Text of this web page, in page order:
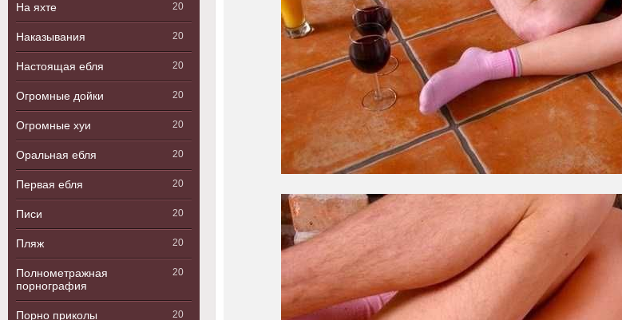
На яхте 20
Наказывания 20
Настоящая ебля 20
Огромные дойки 20
Огромные хуи 20
Оральная ебля 20
Первая ебля 20
Писи 20
Пляж 20
Полнометражная
порнография
20
Порно приколы 20